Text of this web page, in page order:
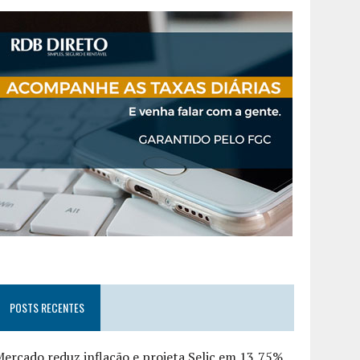
POSTS RECENTES
reduz inflação e projeta Selic em 13,75%